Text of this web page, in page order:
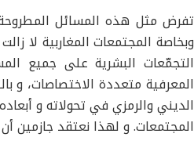
تفرض مثل هذه المسائل
وبخاصة المجتمعات المغاربية لا
التجمّعات البشرية على جميع
المعرفية متعددة الاختصاصات، و
الديني والرمزي في تحولاته و
المجتمعات. و لهذا نعتقد جازمين